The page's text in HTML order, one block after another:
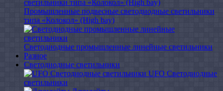
Промышленные подвесные cветодиодные светильники
типа «Колокол» (High bay)
Светодиодные промышленные линейные светильники
Разное
Светодиодные светильники
UFO Светодиодные
светильники